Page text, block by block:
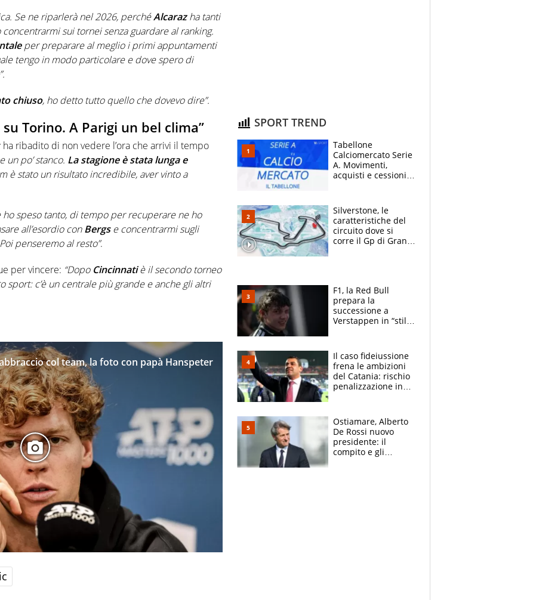
Se ne riparlerà nel 2026, perchéAlcarazha tanti
sui tornei senza guardare al ranking.
per preparare al meglio i primi appuntamenti
tengo in modo particolare e dove spero di
chiuso, ho detto tutto quello che dovevo dire”.
Torino. A Parigi un bel clima”
ha ribadito di non vedere l’ora che arrivi il tempo
un po’ stanco. La stagione è stata lunga e
è stato un risultato incredibile, aver vinto a
speso tanto, di tempo per recuperare ne ho
all’esordio conBergse concentrarmi sugli
penseremo al resto”.
per vincere: “Dopo Cincinnatiè il secondo torneo
c’è un centrale più grande e anche gli altri
col team, la foto con papà Hanspeter
SPORT TREND
Tabellone
Calciomercato Serie
A. Movimenti,
acquisti e cessioni:
Silverstone, le
caratteristiche del
circuito dove si
corre il Gp di Gran
F1, la Red Bull
prepara la
successione a
Verstappen in “stile
attacco all’Italia
Il caso fideiussione
frena le ambizioni
del Catania: rischio
penalizzazione in
Ostiamare, Alberto
De Rossi nuovo
presidente: il
compito e gli